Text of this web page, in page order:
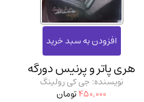
هری پاتر و پرنیس دورگه
نویسنده: جی کی رولینگ
450,000تومان